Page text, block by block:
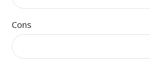
Cons